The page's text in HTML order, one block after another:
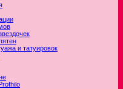
и татуировок